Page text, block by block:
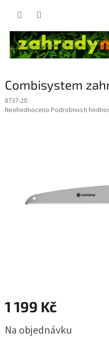
Combisystem
8737-20
Průměrné
Neohodnoceno Podrobnosti
1 199 Kč
cena:
Na objednávku